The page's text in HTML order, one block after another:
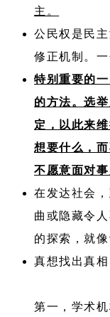
主。
公民权是民
修正机制。
特别重要的
的方法。选
定，以此来
想要什么，
不愿意面对事
在发达社会
曲或隐藏令
的探索，就
真想找出真
第一，学术